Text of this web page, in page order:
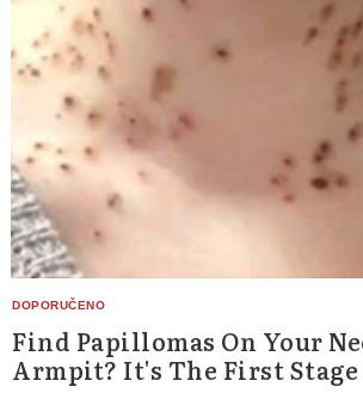
Find Papillomas On Your
Armpit? It's The First Stage